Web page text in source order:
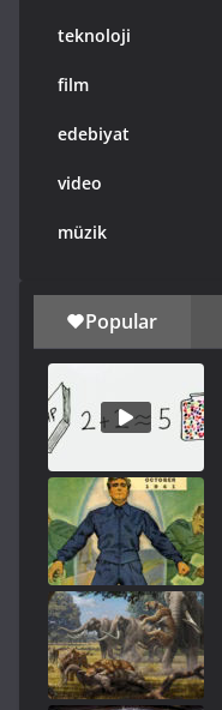
teknoloji
film
edebiyat
video
müzik
Popular